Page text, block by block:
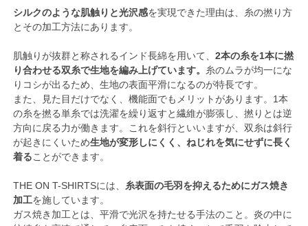
シルクのような肌触りと光沢感を実現できた理由は、糸の撚り方
とその加工方法にあります。
肌触りが抜群と称されるインド長綿を用いて、2本の糸を1本に撚
り合わせる双糸で生地を編み上げています。 糸のムラが均一にな
りコシが出るため、生地の表面平滑になるのが特長です。
また、見た目だけでなく、機能面でもメリットがあります。1本
の糸を撚る単糸では洗濯を繰り返すと繊維が膨張し、撚りとは逆
方向に戻る力が働きます。これを斜行といいますが、双糸は斜行
が起きにくいため生地が変形しにくく、ねじれを気にせずに長く
着ることができます。
THE ON T-SHIRTSには、 糸表面の毛羽を抑えるためにガス焼き
加工を施しています。
ガス焼き加工とは、平滑で光沢を持たせる手法のこと。炎の中に